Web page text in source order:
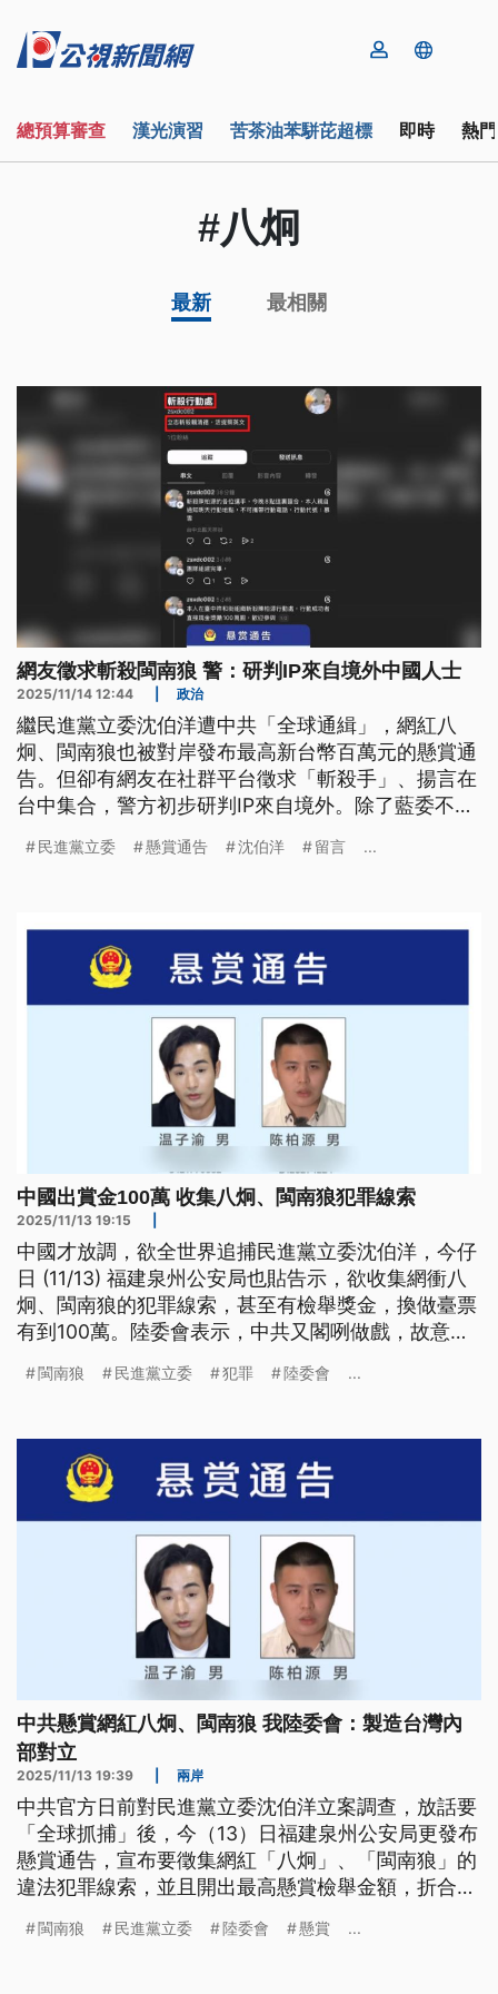
總預算審查 漢光演習 苦茶油苯駢芘超標 即時 熱
#八炯
最新 最相關
網友徵求斬殺閩南狼 警：研判IP來自境外中國人士
2025/11/14 12:44 政治
繼民進黨立委沈伯洋遭中共「全球通緝」，網紅八
炯、閩南狼也被對岸發布最高新台幣百萬元的懸賞通
告。但卻有網友在社群平台徵求「斬殺手」、揚言在
台中集合，警方初步研判IP來自境外。除了藍委不認
中國操作想要達到的企圖，讓台灣社會內部混亂。
民進黨立委 懸賞通告 沈伯洋 留言 ...
中國出賞金100萬 收集八炯、閩南狼犯罪線索
2025/11/13 19:15
中國才放調，欲全世界追捕民進黨立委沈伯洋，今仔
日 (11/13) 福建泉州公安局也貼告示，欲收集網衝八
炯、閩南狼的犯罪線索，甚至有檢舉獎金，換做臺票
有到100萬。陸委會表示，中共又閣咧做戲，故意製
聞標題、導言為台語文）
閩南狼 民進黨立委 犯罪 陸委會 ...
中共懸賞網紅八炯、閩南狼 我陸委會：製造台灣內
部對立
2025/11/13 19:39 兩岸
中共官方日前對民進黨立委沈伯洋立案調查，放話要
「全球抓捕」後，今（13）日福建泉州公安局更發布
懸賞通告，宣布要徵集網紅「八炯」、「閩南狼」的
違法犯罪線索，並且開出最高懸賞檢舉金額，折合新
子，中共的用意是製造台灣內部對立矛盾，喊話台灣
閩南狼 民進黨立委 陸委會 懸賞 ...